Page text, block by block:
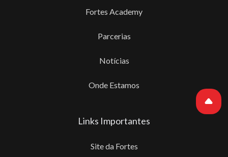
Fortes Academy
Parcerias
Notícias
Onde Estamos
Links Importantes
Site da Fortes